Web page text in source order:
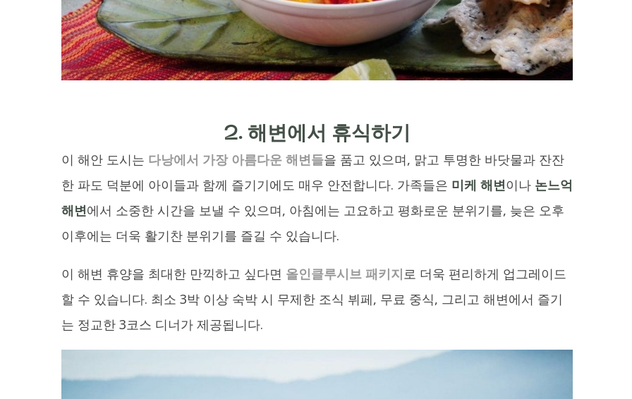
2. 해변에서 휴식하기
이 해안 도시는 다낭에서 가장 아름다운 해변들을 품고 있으며, 맑고 투명한 바닷물과 잔잔
한 파도 덕분에 아이들과 함께 즐기기에도 매우 안전합니다. 가족들은 미케 해변이나 논느억
해변에서 소중한 시간을 보낼 수 있으며, 아침에는 고요하고 평화로운 분위기를, 늦은 오후
이후에는 더욱 활기찬 분위기를 즐길 수 있습니다.
이 해변 휴양을 최대한 만끽하고 싶다면 올인클루시브 패키지로 더욱 편리하게 업그레이드
할 수 있습니다. 최소 3박 이상 숙박 시 무제한 조식 뷔페, 무료 중식, 그리고 해변에서 즐기
는 정교한 3코스 디너가 제공됩니다.